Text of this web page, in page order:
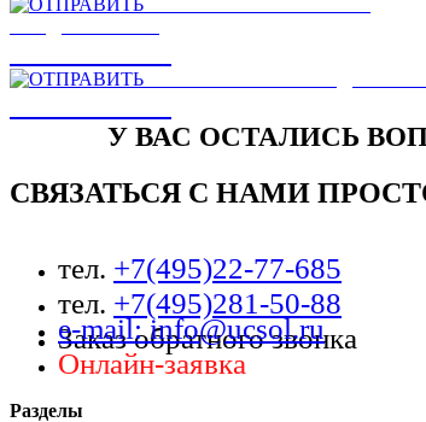
У ВАС ОСТАЛИСЬ
СВЯЗАТЬСЯ С НАМИ
тел. +7(495)22-77-685
тел. +7(495)281-50-88
Заказ обратного звонка
e-mail: info@ucsol.ru
Онлайн-заявка
Разделы